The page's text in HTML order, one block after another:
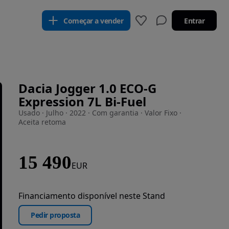
Começar a vender Entrar
Dacia Jogger 1.0 ECO-G
Expression 7L Bi-Fuel
Usado · Julho · 2022 · Com garantia · Valor Fixo ·
Aceita retoma
15 490EUR
Financiamento disponível neste Stand
Pedir proposta